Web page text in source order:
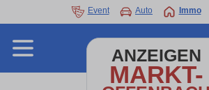
Event Auto Immo
ANZEIGEN
MARKT-